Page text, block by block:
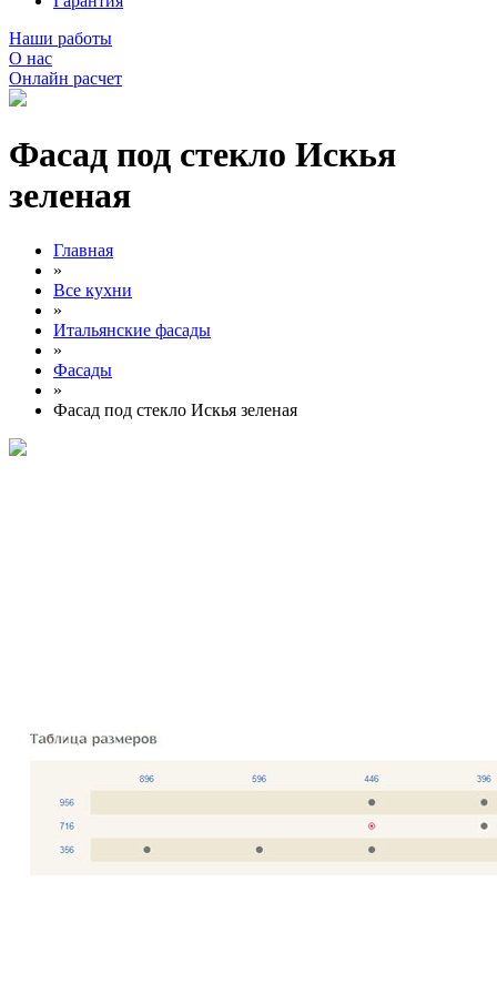
Наши работы
О нас
Онлайн расчет
Фасад под стекло Искья
зеленая
Главная
»
Все кухни
»
Итальянские фасады
»
Фасады
»
Фасад под стекло Искья зеленая